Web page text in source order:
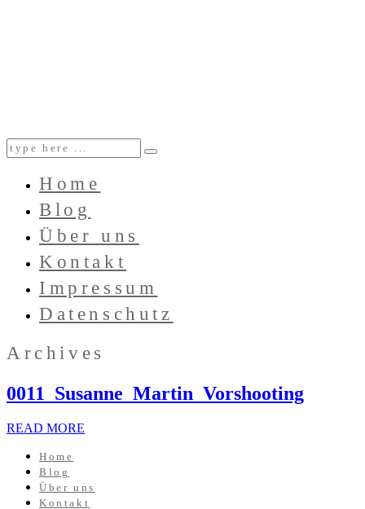
Home
Blog
Über uns
Kontakt
Impressum
Datenschutz
Archives
0011_Susanne_Martin_Vorshooting
READ MORE
Home
Blog
Über uns
Kontakt